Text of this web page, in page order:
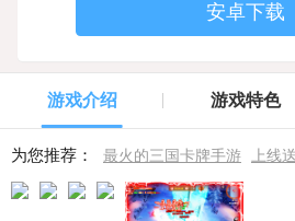
安卓下载
游戏介绍 游戏特色
为您推荐： 最火的三国卡牌手游 上线